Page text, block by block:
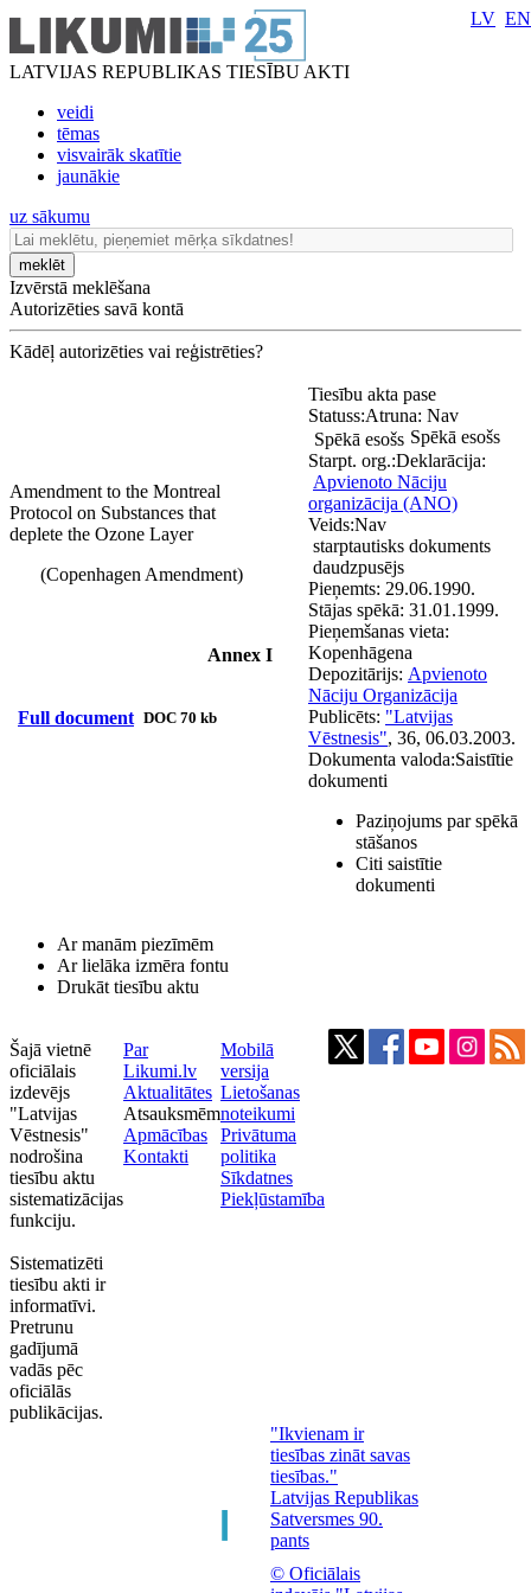
LATVIJAS REPUBLIKAS TIESĪBU AKTI
veidi
tēmas
visvairāk skatītie
jaunākie
LV EN
uz sākumu
meklēt
Izvērstā meklēšana
Autorizēties savā kontā
Kādēļ autorizēties vai reģistrēties?
Amendment to the Montreal
Protocol on Substances that
deplete the Ozone Layer
(Copenhagen Amendment)
Annex I
Full document DOC 70 kb
Tiesību akta pase
Statuss:
Spēkā esošs Spēkā esošs
Starpt. org.:
Apvienoto Nāciju
organizācija (ANO)
Veids:
starptautisks dokuments
daudzpusējs
Pieņemts: 29.06.1990.
Stājas spēkā: 31.01.1999.
Pieņemšanas vieta:
Kopenhāgena
Atruna: Nav
Deklarācija:
Nav
Depozitārijs: Apvienoto
Nāciju Organizācija
Publicēts: "Latvijas
Vēstnesis", 36, 06.03.2003.
Dokumenta valoda:Saistītie
dokumenti
Paziņojums par spēkā
stāšanos
Citi saistītie
dokumenti
Ar manām piezīmēm
Ar lielāka izmēra fontu
Drukāt tiesību aktu
Šajā vietnē
oficiālais
izdevējs
"Latvijas
Vēstnesis"
nodrošina
tiesību aktu
sistematizācijas
funkciju.
Sistematizēti
tiesību akti ir
informatīvi.
Pretrunu
gadījumā
vadās pēc
oficiālās
publikācijas.
Par
Likumi.lv
Aktualitātes
Atsauksmēm
Apmācības
Kontakti
Mobilā
versija
Lietošanas
noteikumi
Privātuma
politika
Sīkdatnes
Piekļūstamība
"Ikvienam ir
tiesības zināt savas
tiesības."
Latvijas Republikas
Satversmes 90.
pants
© Oficiālais